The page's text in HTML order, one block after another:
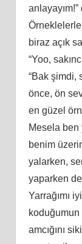
anlayayım!”
biraz açık
“Yoo,
“Bak şimdi,
önce, ön
en güzel
Mesela ben
benim
yalarken,
yaparken
Yarrağımı
koduğumun
amcığını